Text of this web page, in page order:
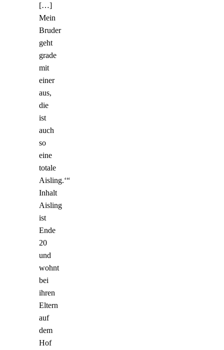
[…]
Mein
Bruder
geht
grade
mit
einer
aus,
die
ist
auch
so
eine
totale
Aisling.‘“
Inhalt
Aisling
ist
Ende
20
und
wohnt
bei
ihren
Eltern
auf
dem
Hof